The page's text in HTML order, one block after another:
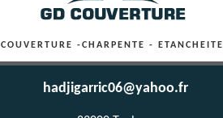
COUVERTURE -CHARPENTE - ETANCHEITE
hadjigarric06@yahoo.fr